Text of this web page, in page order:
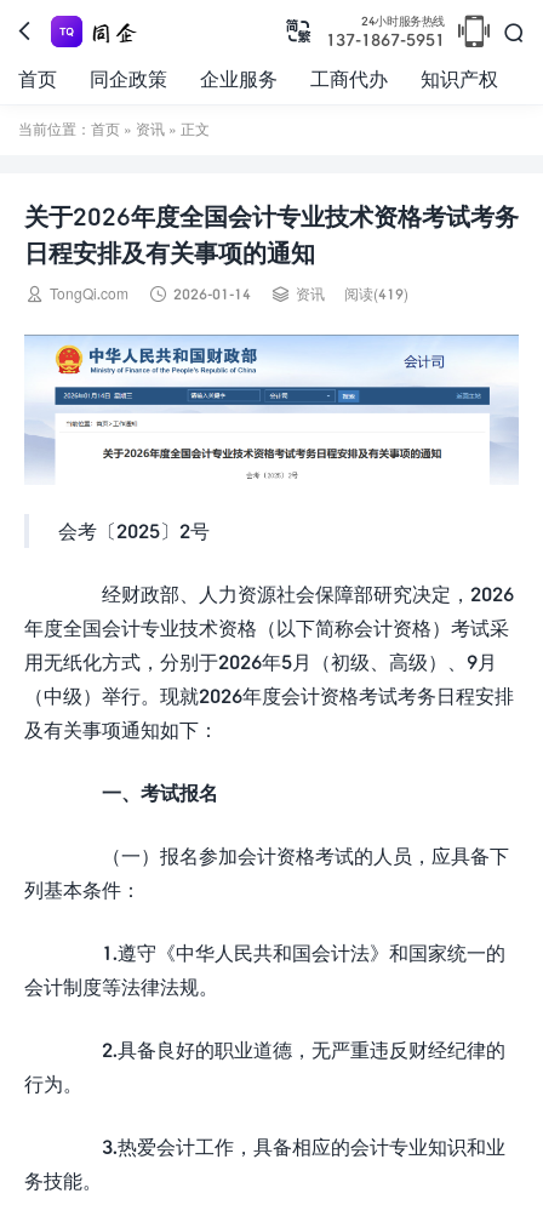
 
24小时服务热线
137-1867-5951 

首页 同企政策 企业服务 工商代办 知识产权
当前位置： 首页 » 资讯 » 正文
关于2026年度全国会计专业技术资格考试考务
日程安排及有关事项的通知
 TongQi.com  2026-01-14  资讯 阅读(419)
会考〔2025〕2号
经财政部、人力资源社会保障部研究决定，2026
年度全国会计专业技术资格（以下简称会计资格）考试采
用无纸化方式，分别于2026年5月（初级、高级）、9月
（中级）举行。现就2026年度会计资格考试考务日程安排
及有关事项通知如下：
一、考试报名
（一）报名参加会计资格考试的人员，应具备下
列基本条件：
1.遵守《中华人民共和国会计法》和国家统一的
会计制度等法律法规。
2.具备良好的职业道德，无严重违反财经纪律的
行为。
3.热爱会计工作，具备相应的会计专业知识和业
务技能。